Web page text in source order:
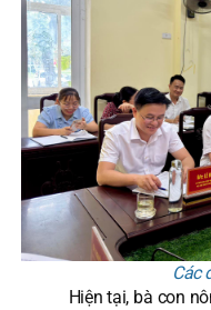
Các
Hiện tại, bà con